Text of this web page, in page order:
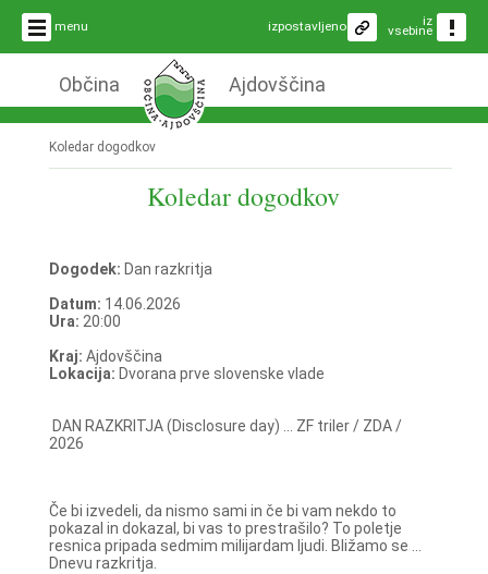
menu iz
vsebine
izpostavljeno
Občina Ajdovščina
Koledar dogodkov
Koledar dogodkov
Dogodek: Dan razkritja
Datum: 14.06.2026
Ura: 20:00
Kraj: Ajdovščina
Lokacija: Dvorana prve slovenske vlade
DAN RAZKRITJA (Disclosure day) ... ZF triler / ZDA /
2026
Če bi izvedeli, da nismo sami in če bi vam nekdo to
pokazal in dokazal, bi vas to prestrašilo? To poletje
resnica pripada sedmim milijardam ljudi. Bližamo se ...
Dnevu razkritja.